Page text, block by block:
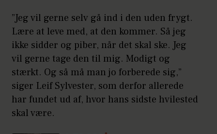
”Jeg vil gerne selv gå ind i den uden frygt.
Lære at leve med, at den kommer. Så jeg
ikke sidder og piber, når det skal ske. Jeg
vil gerne tage den til mig. Modigt og
stærkt. Og så må man jo forberede sig,”
siger Leif Sylvester, som derfor allerede
har fundet ud af, hvor hans sidste hvilested
skal være.